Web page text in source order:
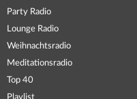
Party Radio
Lounge Radio
Weihnachtsradio
Meditationsradio
Top 40
Playlist